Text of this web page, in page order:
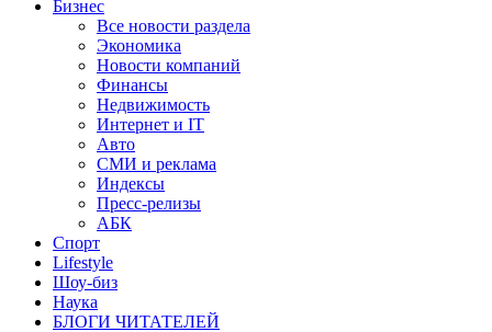
Бизнес
Все новости раздела
Экономика
Новости компаний
Финансы
Недвижимость
Интернет и IT
Авто
СМИ и реклама
Индексы
Пресс-релизы
АБК
Спорт
Lifestyle
Шоу-биз
Наука
БЛОГИ ЧИТАТЕЛЕЙ